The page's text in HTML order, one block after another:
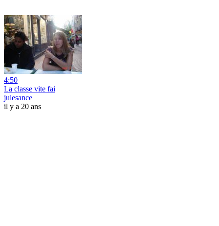
4:50
La classe vite fai
julesance
il y a 20 ans